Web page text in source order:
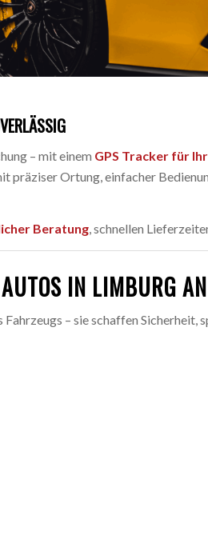
– mit einem GPS Tracker für
präziser Ortung, einfacher
Beratung, schnellen
IN LIMBURG
– sie schaffen